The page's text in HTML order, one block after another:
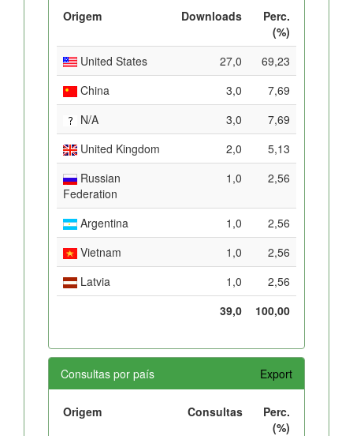
Origem Downloads
Perc.
(%)
United States
27,0
69,23
China
3,0
7,69
N/A
3,0
7,69
United Kingdom
2,0
5,13
Russian
Federation
1,0 2,56
Argentina 1,0
2,56
Vietnam
1,0
2,56
Latvia
1,0
2,56
39,0
100,00
Consultas por país Export
Origem Consultas
Perc.
(%)